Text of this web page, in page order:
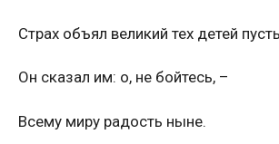
Страх объял великий тех детей
Он сказал им: о, не бойтесь, –
Всему миру радость ныне.